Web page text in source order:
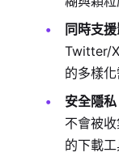
同時支
Twitter/
的多樣化
安全隱私
不會被
的下載